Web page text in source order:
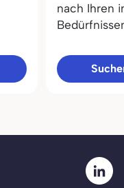
nach Ihren